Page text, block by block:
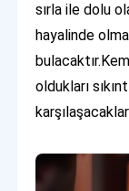
sırla ile dolu
hayalinde
oldukları